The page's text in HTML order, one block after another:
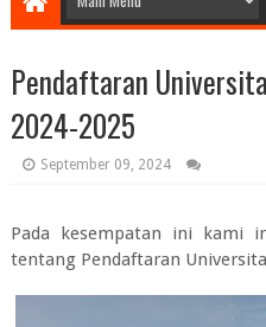
Pendaftaran
2024-2025
September 09, 2024
Pada kesempatan ini kami
tentang Pendaftaran